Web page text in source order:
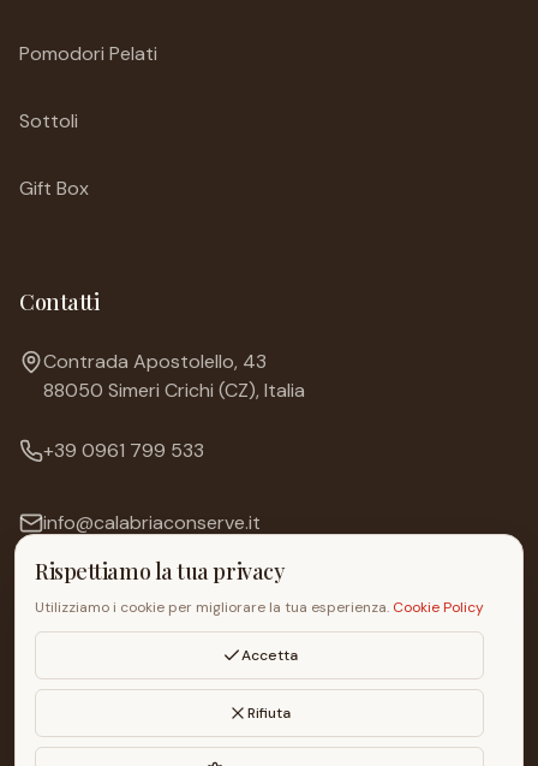
Rispettiamo la tua privacy
Utilizziamo i cookie per migliorare la tua esperienza. Cookie Policy
Accetta
Rifiuta
Pomodori Pelati
Sottoli
Gift Box
Contatti
Contrada Apostolello, 43
88050 Simeri Crichi (CZ), Italia
+39 0961 799 533
info@calabriaconserve.it
© 2026 Calabria Conserve S.r.l. — P.IVA 02726170794
Tutti i diritti riservati.
Termini & Condizioni